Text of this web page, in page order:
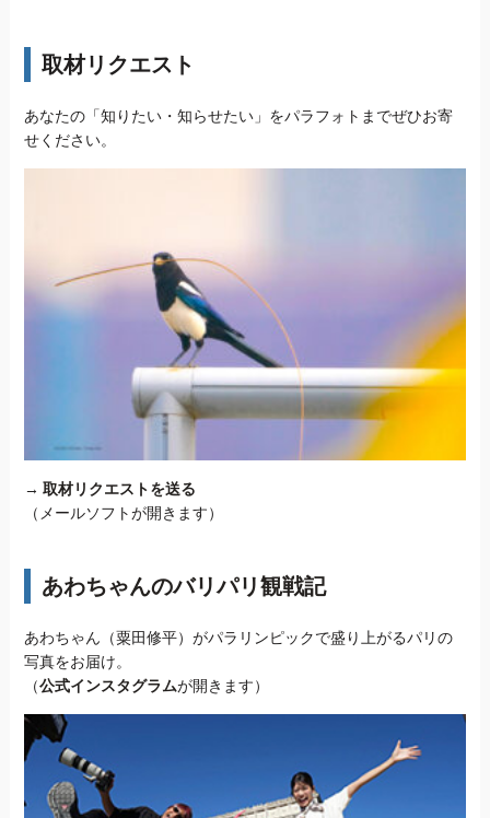
取材リクエスト
あなたの「知りたい・知らせたい」をパラフォトまでぜひお寄
せください。
→ 取材リクエストを送る
（メールソフトが開きます）
あわちゃんのバリパリ観戦記
あわちゃん（粟田修平）がパラリンピックで盛り上がるパリの
写真をお届け。
（公式インスタグラムが開きます）